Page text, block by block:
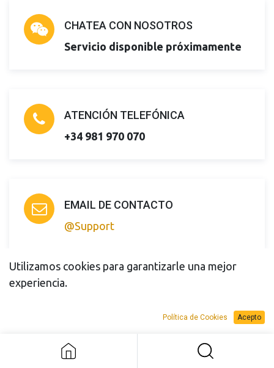
CHATEA CON NOSOTROS
Servicio disponible próximamente
ATENCIÓN TELEFÓNICA
+34 981 970 070
EMAIL DE CONTACTO
@Support
ENVÍANOS TU CONSULTA
Nombre y apellidos
Utilizamos cookies para garantizarle una mejor
experiencia.
Política de Cookies Acepto